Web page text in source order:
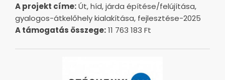
A projekt címe:Út, híd, járda építése/felújítása,
gyalogos-átkelőhely kialakítása, fejlesztése-2025
A támogatás összege:11 763 183 Ft